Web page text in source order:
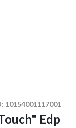
10154001117001
Edp